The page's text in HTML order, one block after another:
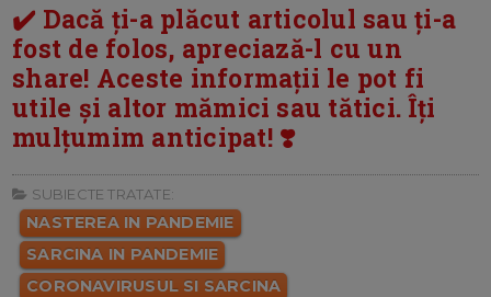
✔️ Dacă ți-a plăcut articolul sau ți-a
fost de folos, apreciază-l cu un
share! Aceste informații le pot fi
utile și altor mămici sau tătici. Îți
mulțumim anticipat! ❣️
SUBIECTE TRATATE:
NASTEREA IN PANDEMIE
SARCINA IN PANDEMIE
CORONAVIRUSUL SI SARCINA